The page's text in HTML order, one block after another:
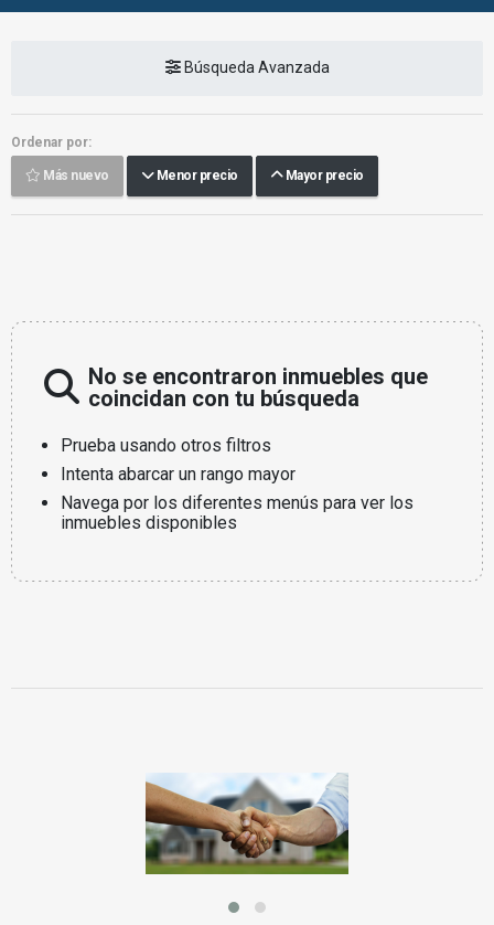
Búsqueda Avanzada
Ordenar por:
Más nuevo Menor precio Mayor precio
No se encontraron inmuebles que
coincidan con tu búsqueda
Prueba usando otros filtros
Intenta abarcar un rango mayor
Navega por los diferentes menús para ver los
inmuebles disponibles